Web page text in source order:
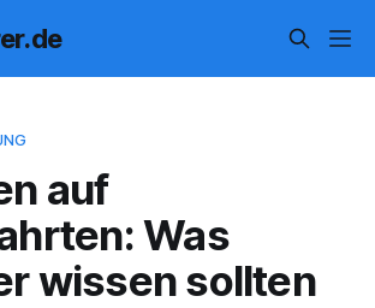
auf
Was
wissen sollten